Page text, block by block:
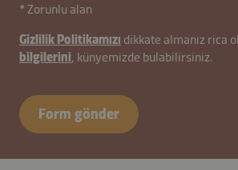
contactTR-
26627-
HP2pxhvg6XDlILz4m
* Zorunlu alan
Gizlilik Politikamızı dikkate almanız rica
bilgilerini, künyemizde bulabilirsiniz.
Form gönder